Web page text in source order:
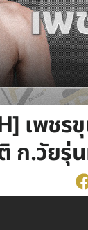
เพช
ก.วัยรุ่